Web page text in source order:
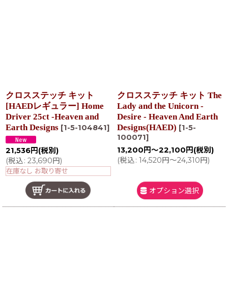
クロスステッチ キット
[HAEDレギュラー] Home
Driver 25ct -Heaven and
Earth Designs [1-5-104841]
21,536円 (税別)
(税込: 23,690円)
在庫なし お取り寄せ
クロスステッチ キット The
Lady and the Unicorn -
Desire - Heaven And Earth
Designs(HAED) [1-5-
100071]
13,200 円～22,100 円 (税別)
(税込: 14,520円～24,310円)
オプション選択